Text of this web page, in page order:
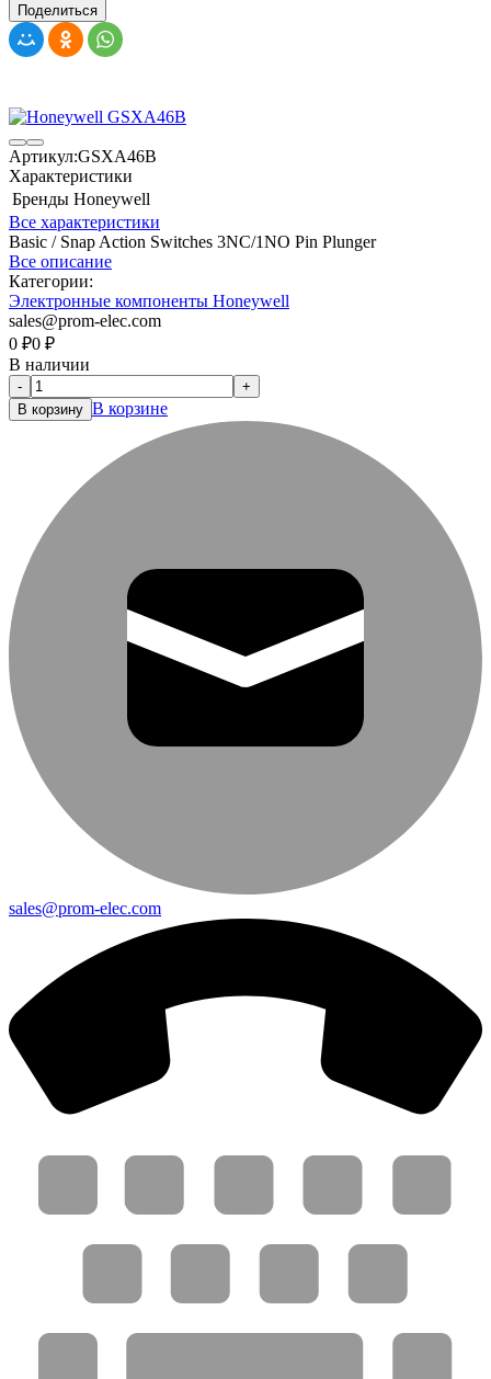
Поделиться
Артикул:GSXA46B
Характеристики
Бренды Honeywell
Все характеристики
Basic / Snap Action Switches 3NC/1NO Pin Plunger
Все описание
Категории:
Электронные компоненты Honeywell
sales@prom-elec.com
0 ₽0 ₽
В наличии
-
+
В корзину В корзине
sales@prom-elec.com